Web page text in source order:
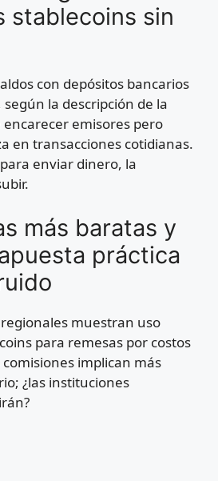
stablecoins sin
con depósitos bancarios
según la descripción de la
encarecer emisores pero
en transacciones cotidianas.
enviar dinero, la
más baratas y
práctica
muestran uso
para remesas por costos
implican más
¿las instituciones